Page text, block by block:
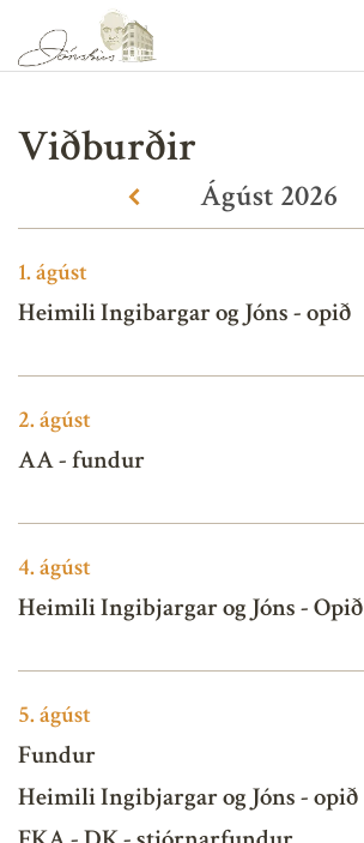
Viðburðir
Ágúst 2026
«
1.ágúst
Heimili Ingibargar og Jóns - opið
2.ágúst
AA - fundur
4.ágúst
Heimili Ingibjargar og Jóns - Opið
5.ágúst
Fundur
Heimili Ingibjargar og Jóns - opið